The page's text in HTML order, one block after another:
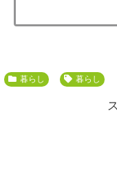
暮らし 暮らし